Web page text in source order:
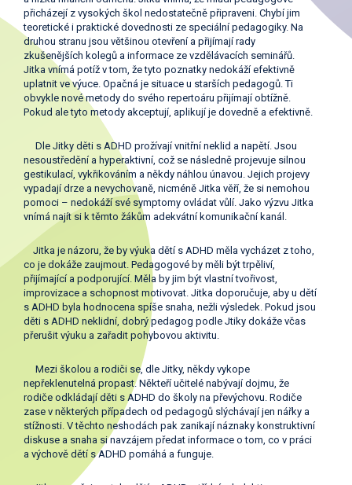
přicházejí z vysokých škol nedostatečně připraveni. Chybí jim
teoretické i praktické dovednosti ze speciální pedagogiky. Na
druhou stranu jsou většinou otevření a přijímají rady
zkušenějších kolegů a informace ze vzdělávacích seminářů.
Jitka vnímá potíž v tom, že tyto poznatky nedokáží efektivně
uplatnit ve výuce. Opačná je situace u starších pedagogů. Ti
obvykle nové metody do svého repertoáru přijímají obtížně.
Pokud ale tyto metody akceptují, aplikují je dovedně a efektivně.
Dle Jitky děti s ADHD prožívají vnitřní neklid a napětí. Jsou
nesoustředění a hyperaktivní, což se následně projevuje silnou
gestikulací, vykřikováním a někdy náhlou únavou. Jejich projevy
vypadají drze a nevychovaně, nicméně Jitka věří, že si nemohou
pomoci – nedokáží své symptomy ovládat vůlí. Jako výzvu Jitka
vnímá najít si k těmto žákům adekvátní komunikační kanál.
Jitka je názoru, že by výuka dětí s ADHD měla vycházet z toho,
co je dokáže zaujmout. Pedagogové by měli být trpěliví,
přijímající a podporující. Měla by jim být vlastní tvořivost,
improvizace a schopnost motivovat. Jitka doporučuje, aby u dětí
s ADHD byla hodnocena spíše snaha, nežli výsledek. Pokud jsou
děti s ADHD neklidní, dobrý pedagog podle Jtiky dokáže včas
přerušit výuku a zařadit pohybovou aktivitu.
Mezi školou a rodiči se, dle Jitky, někdy vykope
nepřeklenutelná propast. Někteří učitelé nabývají dojmu, že
rodiče odkládají děti s ADHD do školy na převýchovu. Rodiče
zase v některých případech od pedagogů slýchávají jen nářky a
stížnosti. V těchto neshodách pak zanikají náznaky konstruktivní
diskuse a snaha si navzájem předat informace o tom, co v práci
a výchově dětí s ADHD pomáhá a funguje.